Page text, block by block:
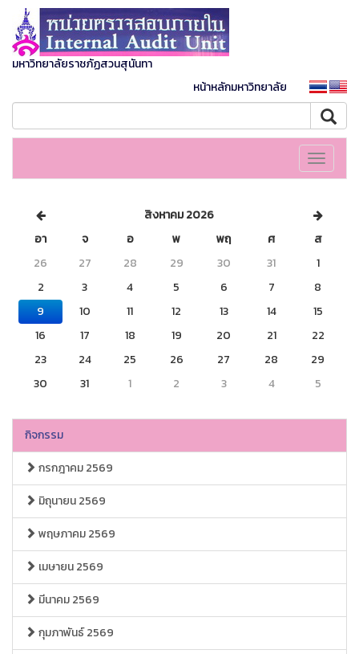
มหาวิทยาลัยราชภัฏสวนสุนันทา
หน้าหลักมหาวิทยาลัย
Toggle
สิงหาคม 2026
อา
จ อ พ พฤ ศ
ส
26
27 28 29 30 31
1
2
3 4 5 6 7
8
9
10 11 12 13 14
15
16
17 18 19 20 21
22
23
24 25 26 27 28
29
30
31 1 2 3 4 5
กิจกรรม
กรกฎาคม 2569
มิถุนายน 2569
พฤษภาคม 2569
เมษายน 2569
มีนาคม 2569
กุมภาพันธ์ 2569